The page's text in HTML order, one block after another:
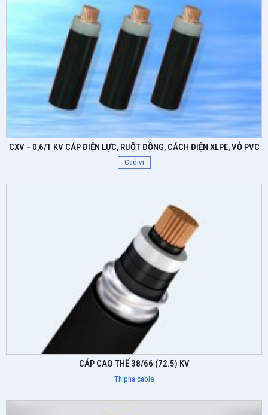
CXV ­− 0,6/1 KV CÁP ĐIỆN LỰC, RUỘT ĐỒNG, CÁCH ĐIỆN XLPE, VỎ PVC
Cadivi
CÁP CAO THẾ 38/66 (72.5) KV
Thipha cable